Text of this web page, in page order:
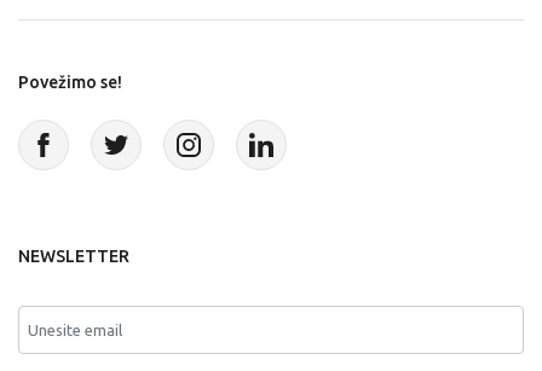
Povežimo se!
NEWSLETTER